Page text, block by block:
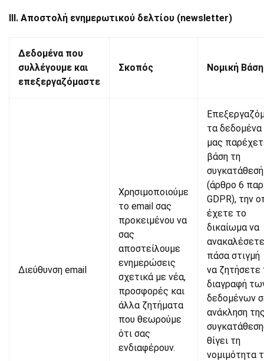
III. Αποστολή ενημερωτικού δελτίου (newsletter)
Δεδομένα που
συλλέγουμε και
επεξεργαζόμαστε
Σκοπός Νομική Βάση
Διεύθυνση email
Χρησιμοποιούμε
το email σας
προκειμένου να
σας
αποστείλουμε
ενημερώσεις
σχετικά με νέα,
προσφορές και
άλλα ζητήματα
που θεωρούμε
ότι σας
ενδιαφέρουν.
τα
μας
βάση τη
(άρθρο 6
GDPR), την
έχετε το
δικαίωμα να
πάσα στιγμή
να ζητήσετε
διαγραφή
δεδομένων
ανάκληση
θίγει τη
νομιμότητα